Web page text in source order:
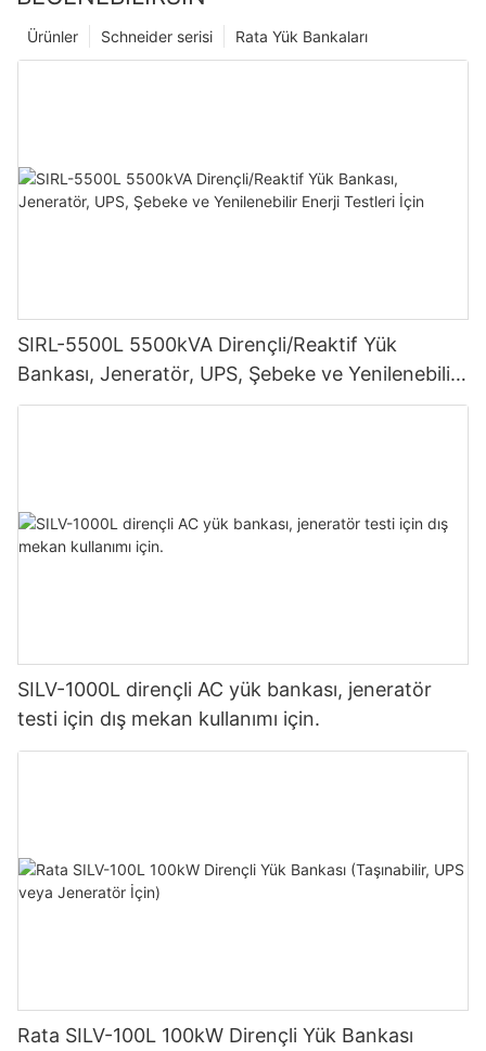
Rata Yük Bankaları
Schneider serisi
Ürünler
SIRL-5500L 5500kVA Dirençli/Reaktif Yük
Bankası, Jeneratör, UPS, Şebeke ve Yenilenebilir
Enerji Testleri İçin
SILV-1000L dirençli AC yük bankası, jeneratör
testi için dış mekan kullanımı için.
Rata SILV-100L 100kW Dirençli Yük Bankası